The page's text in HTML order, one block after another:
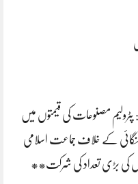
مصنوعات کی قیمتوں میں
کے خلاف جماعت اسلامی
کی بڑی تعداد کی شرکت**